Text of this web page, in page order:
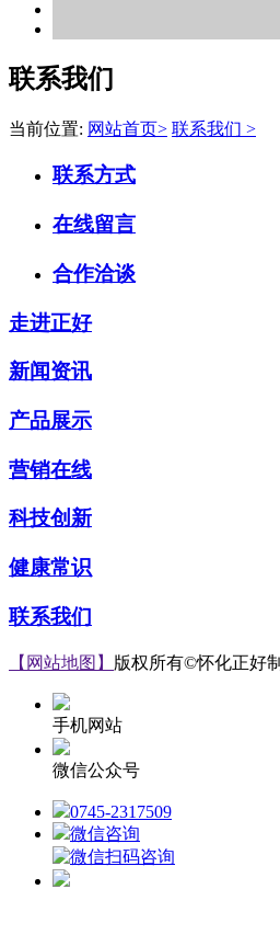
联系我们
当前位置: 网站首页> 联系我们 >
联系方式
在线留言
合作洽谈
走进正好
新闻资讯
产品展示
营销在线
科技创新
健康常识
联系我们
【网站地图】 版权所有©怀化正好
手机网站
微信公众号
0745-2317509
微信咨询